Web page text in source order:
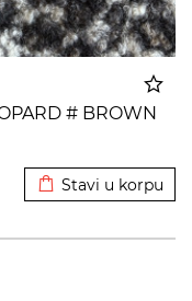
# BROWN
Stavi u korpu